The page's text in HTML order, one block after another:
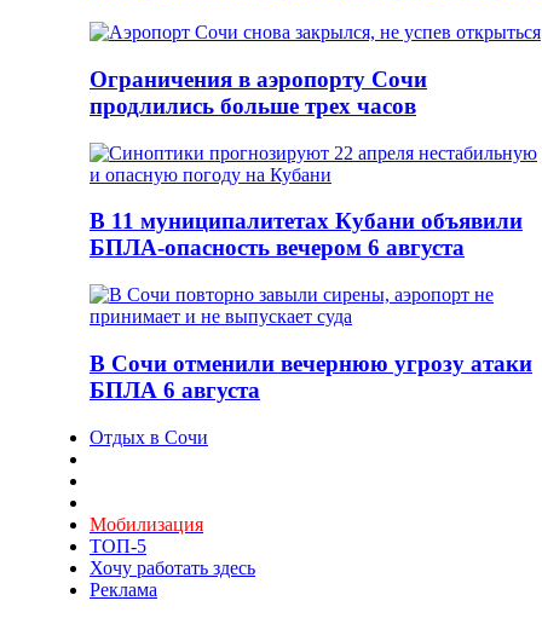
Ограничения в аэропорту Сочи
продлились больше трех часов
В 11 муниципалитетах Кубани объявили
БПЛА-опасность вечером 6 августа
В Сочи отменили вечернюю угрозу атаки
БПЛА 6 августа
Отдых в Сочи
Мобилизация
ТОП-5
Хочу работать здесь
Реклама